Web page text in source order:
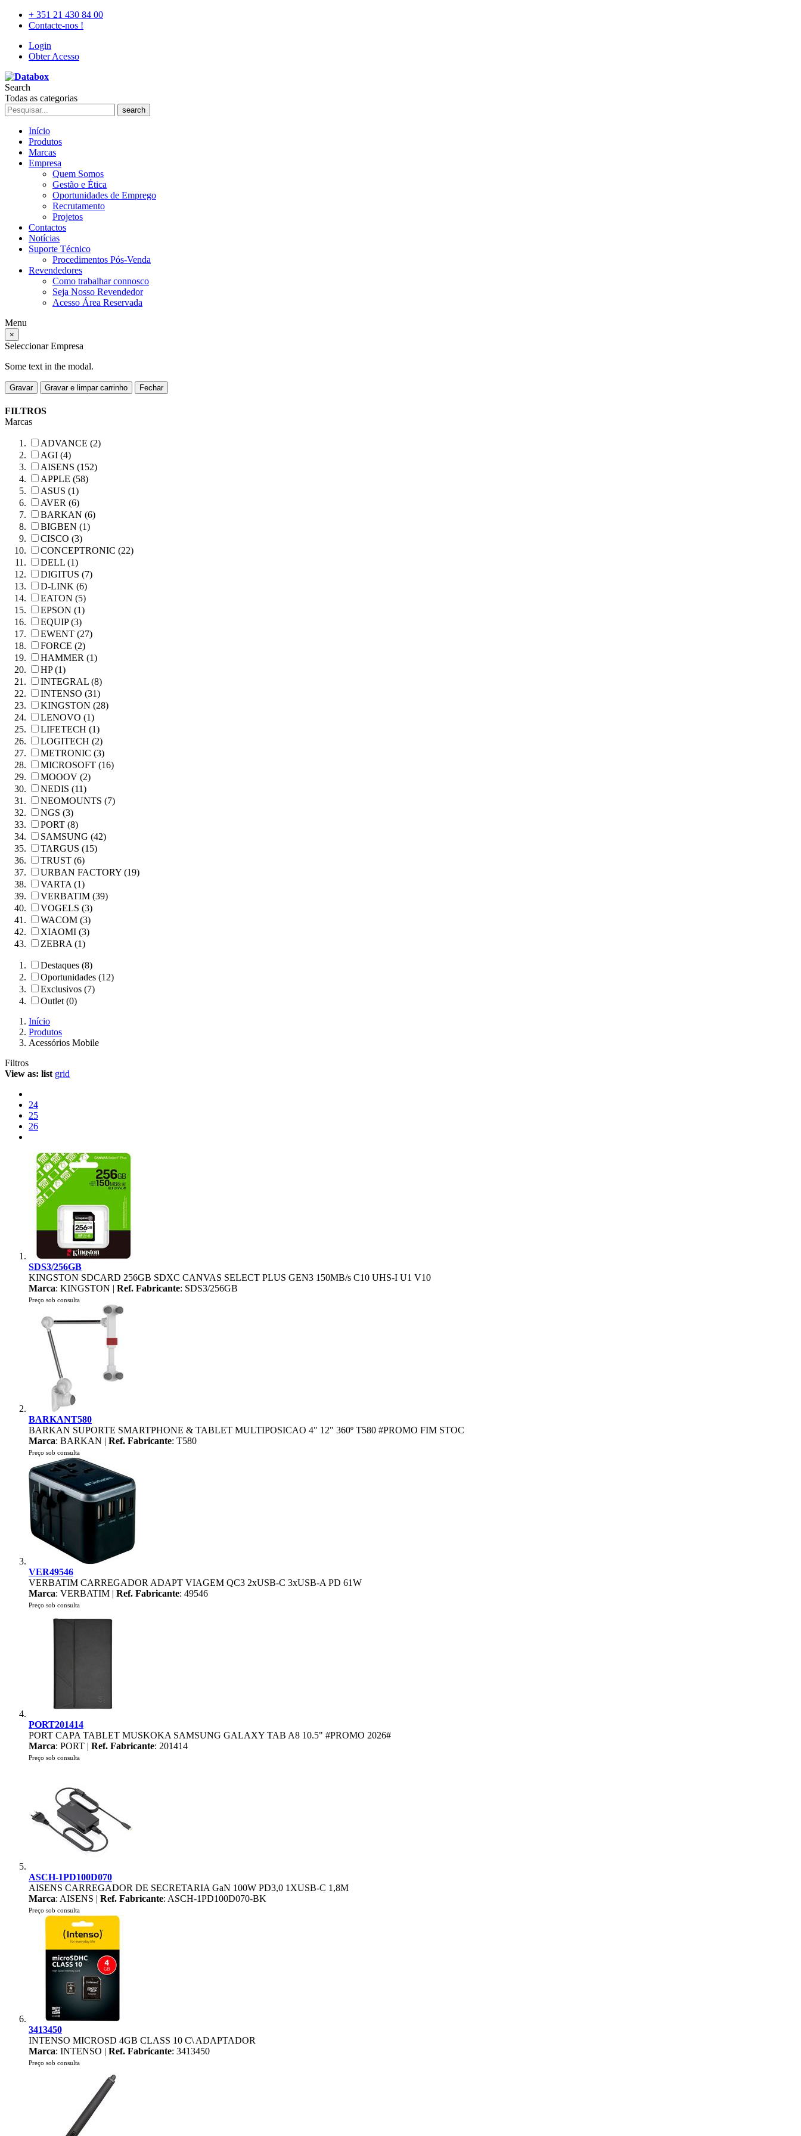
+ 351 21 430 84 00
Contacte-nos !
Login
Obter Acesso
Search
Todas as categorias
search
Início
Produtos
Marcas
Empresa
Quem Somos
Gestão e Ética
Oportunidades de Emprego
Recrutamento
Projetos
Contactos
Notícias
Suporte Técnico
Procedimentos Pós-Venda
Revendedores
Como trabalhar connosco
Seja Nosso Revendedor
Acesso Área Reservada
Menu
×
Seleccionar Empresa
Some text in the modal.
Gravar Gravar e limpar carrinho Fechar
FILTROS
Marcas
ADVANCE (2)
AGI (4)
AISENS (152)
APPLE (58)
ASUS (1)
AVER (6)
BARKAN (6)
BIGBEN (1)
CISCO (3)
CONCEPTRONIC (22)
DELL (1)
DIGITUS (7)
D-LINK (6)
EATON (5)
EPSON (1)
EQUIP (3)
EWENT (27)
FORCE (2)
HAMMER (1)
HP (1)
INTEGRAL (8)
INTENSO (31)
KINGSTON (28)
LENOVO (1)
LIFETECH (1)
LOGITECH (2)
METRONIC (3)
MICROSOFT (16)
MOOOV (2)
NEDIS (11)
NEOMOUNTS (7)
NGS (3)
PORT (8)
SAMSUNG (42)
TARGUS (15)
TRUST (6)
URBAN FACTORY (19)
VARTA (1)
VERBATIM (39)
VOGELS (3)
WACOM (3)
XIAOMI (3)
ZEBRA (1)
Destaques (8)
Oportunidades (12)
Exclusivos (7)
Outlet (0)
Início
Produtos
Acessórios Mobile
Filtros
View as: list grid
24
25
26
SDS3/256GB
KINGSTON SDCARD 256GB SDXC CANVAS SELECT PLUS GEN3 150MB/s C10 UHS-I U1 V10
Marca: KINGSTON | Ref. Fabricante: SDS3/256GB
Preço sob consulta
BARKANT580
BARKAN SUPORTE SMARTPHONE & TABLET MULTIPOSICAO 4" 12" 360º T580 #PROMO FIM STOC
Marca: BARKAN | Ref. Fabricante: T580
Preço sob consulta
VER49546
VERBATIM CARREGADOR ADAPT VIAGEM QC3 2xUSB-C 3xUSB-A PD 61W
Marca: VERBATIM | Ref. Fabricante: 49546
Preço sob consulta
PORT201414
PORT CAPA TABLET MUSKOKA SAMSUNG GALAXY TAB A8 10.5" #PROMO 2026#
Marca: PORT | Ref. Fabricante: 201414
Preço sob consulta
ASCH-1PD100D070
AISENS CARREGADOR DE SECRETARIA GaN 100W PD3,0 1XUSB-C 1,8M
Marca: AISENS | Ref. Fabricante: ASCH-1PD100D070-BK
Preço sob consulta
3413450
INTENSO MICROSD 4GB CLASS 10 C\ ADAPTADOR
Marca: INTENSO | Ref. Fabricante: 3413450
Preço sob consulta